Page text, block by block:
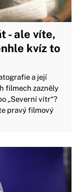
- ale víte,
kvíz to
a její
filmech zazněly
„Severní vítr“?
pravý filmový